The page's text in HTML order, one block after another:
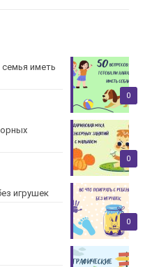
0
иметь
0
0
игрушек